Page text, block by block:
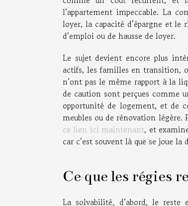
l’appartement impeccable. La
loyer, la capacité d’épargne et le
d’emploi ou de hausse de loyer.
Le sujet devient encore plus
actifs, les familles en transition,
n’ont pas le même rapport à la
de caution sont perçues comme
opportunité de logement, et de
meubles ou de rénovation
ce lien ici maintenant, et
car c’est souvent là que se joue
Ce que les régies
La solvabilité, d’abord, le